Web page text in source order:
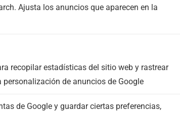
Ajusta los anuncios que aparecen en la
recopilar estadísticas del sitio web y rastrear
de anuncios de Google
de Google y guardar ciertas preferencias,